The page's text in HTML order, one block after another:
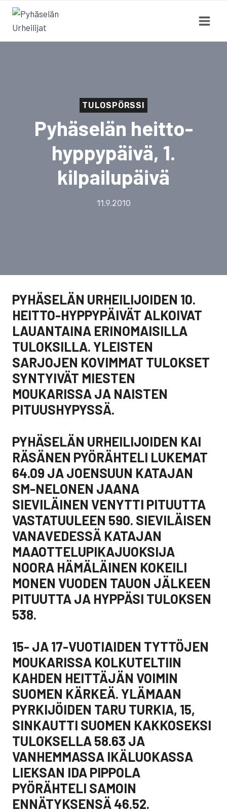
Siirry
sisältöön
TULOSPÖRSSI
Pyhäselän heitto-
hyppypäivä, 1.
kilpailupäivä
11.9.2010
PYHÄSELÄN URHEILIJOIDEN 10.
HEITTO-HYPPYPÄIVÄT ALKOIVAT
LAUANTAINA ERINOMAISILLA
TULOKSILLA. YLEISTEN
SARJOJEN KOVIMMAT TULOKSET
SYNTYIVÄT MIESTEN
MOUKARISSA JA NAISTEN
PITUUSHYPYSSÄ.
PYHÄSELÄN URHEILIJOIDEN KAI
RÄSÄNEN PYÖRÄHTELI LUKEMAT
64.09 JA JOENSUUN KATAJAN
SM-NELONEN JAANA
SIEVILÄINEN VENYTTI PITUUTTA
VASTATUULEEN 590. SIEVILÄISEN
VANAVEDESSÄ KATAJAN
MAAOTTELUPIKAJUOKSIJA
NOORA HÄMÄLÄINEN KOKEILI
MONEN VUODEN TAUON JÄLKEEN
PITUUTTA JA HYPPÄSI TULOKSEN
538.
15- JA 17-VUOTIAIDEN TYTTÖJEN
MOUKARISSA KOLKUTELTIIN
KAHDEN HEITTÄJÄN VOIMIN
SUOMEN KÄRKEÄ. YLÄMAAN
PYRKIJÖIDEN TARU TURKIA, 15,
SINKAUTTI SUOMEN KAKKOSEKSI
TULOKSELLA 58.63 JA
VANHEMMASSA IKÄLUOKASSA
LIEKSAN IDA PIPPOLA
PYÖRÄHTELI SAMOIN
ENNÄTYKSENSÄ 46.52.